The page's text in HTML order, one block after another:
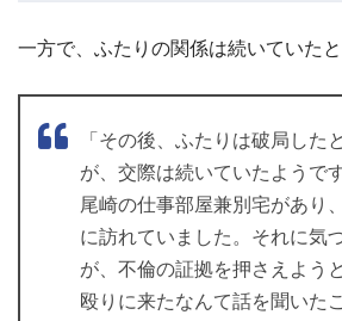
一方で、ふたりの関係は続いていたと
「その後、ふたりは破局した
が、交際は続いていたようで
尾崎の仕事部屋兼別宅があり
に訪れていました。それに気
が、不倫の証拠を押さえよう
殴りに来たなんて話を聞いた